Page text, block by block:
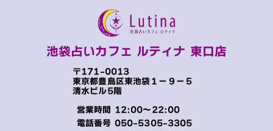
池袋占いカフェ ルティナ 東口店
〒171-0013
東京都豊島区東池袋１−９−５
清水ビル5階
営業時間 12:00～22:00
電話番号 050-5305-3305